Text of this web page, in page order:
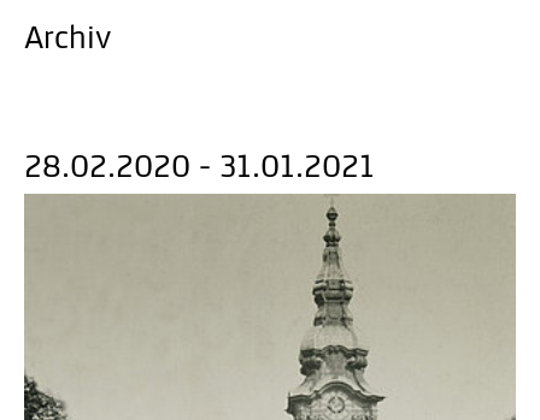
Archiv
28.02.2020 - 31.01.2021